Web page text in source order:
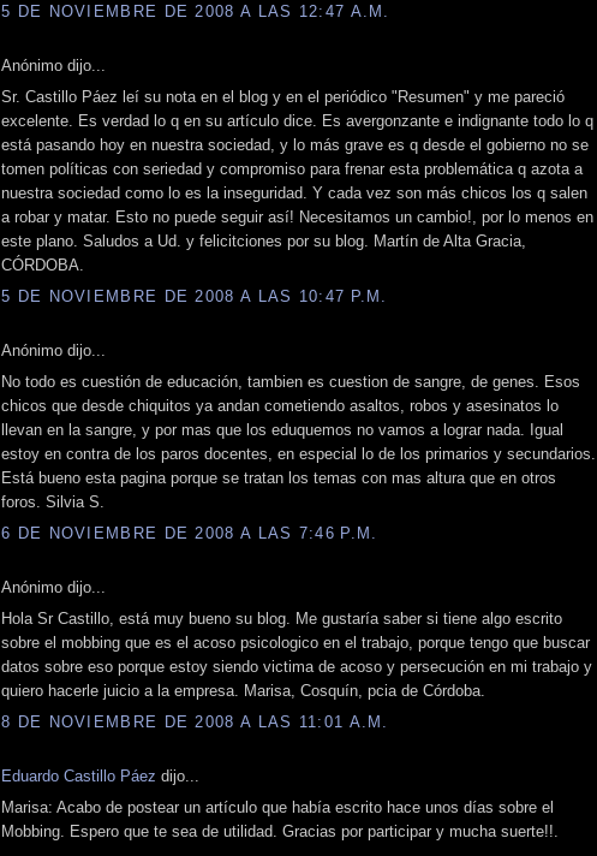
5 DE NOVIEMBRE DE 2008 A LAS 12:47 A.M.
Anónimo dijo...
Sr. Castillo Páez leí su nota en el blog y en el periódico "Resumen" y me pareció
excelente. Es verdad lo q en su artículo dice. Es avergonzante e indignante todo lo q
está pasando hoy en nuestra sociedad, y lo más grave es q desde el gobierno no se
tomen políticas con seriedad y compromiso para frenar esta problemática q azota a
nuestra sociedad como lo es la inseguridad. Y cada vez son más chicos los q salen
a robar y matar. Esto no puede seguir así! Necesitamos un cambio!, por lo menos en
este plano. Saludos a Ud. y felicitciones por su blog. Martín de Alta Gracia,
CÓRDOBA.
5 DE NOVIEMBRE DE 2008 A LAS 10:47 P.M.
Anónimo dijo...
No todo es cuestión de educación, tambien es cuestion de sangre, de genes. Esos
chicos que desde chiquitos ya andan cometiendo asaltos, robos y asesinatos lo
llevan en la sangre, y por mas que los eduquemos no vamos a lograr nada. Igual
estoy en contra de los paros docentes, en especial lo de los primarios y secundarios.
Está bueno esta pagina porque se tratan los temas con mas altura que en otros
foros. Silvia S.
6 DE NOVIEMBRE DE 2008 A LAS 7:46 P.M.
Anónimo dijo...
Hola Sr Castillo, está muy bueno su blog. Me gustaría saber si tiene algo escrito
sobre el mobbing que es el acoso psicologico en el trabajo, porque tengo que buscar
datos sobre eso porque estoy siendo victima de acoso y persecución en mi trabajo y
quiero hacerle juicio a la empresa. Marisa, Cosquín, pcia de Córdoba.
8 DE NOVIEMBRE DE 2008 A LAS 11:01 A.M.
Eduardo Castillo Páez dijo...
Marisa: Acabo de postear un artículo que había escrito hace unos días sobre el
Mobbing. Espero que te sea de utilidad. Gracias por participar y mucha suerte!!.